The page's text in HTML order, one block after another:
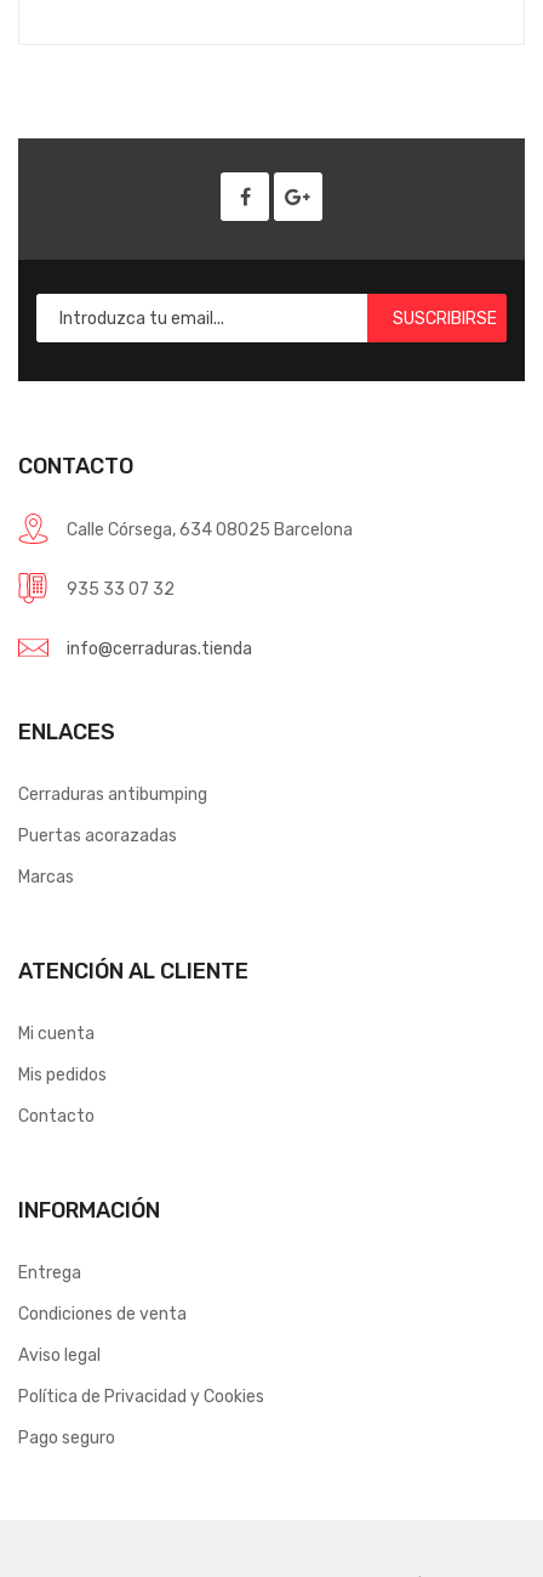
SUSCRIBIRSE
CONTACTO
Calle Córsega, 634 08025 Barcelona
935 33 07 32
info@cerraduras.tienda
ENLACES
Cerraduras antibumping
Puertas acorazadas
Marcas
ATENCIÓN AL CLIENTE
Mi cuenta
Mis pedidos
Contacto
INFORMACIÓN
Entrega
Condiciones de venta
Aviso legal
Política de Privacidad y Cookies
Pago seguro